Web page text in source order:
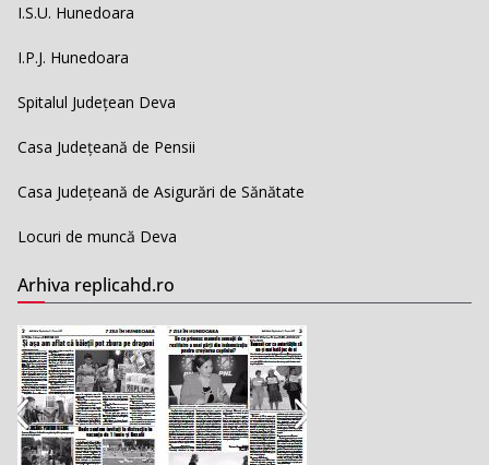
I.S.U. Hunedoara
I.P.J. Hunedoara
Spitalul Județean Deva
Casa Județeană de Pensii
Casa Județeană de Asigurări de Sănătate
Locuri de muncă Deva
Arhiva replicahd.ro